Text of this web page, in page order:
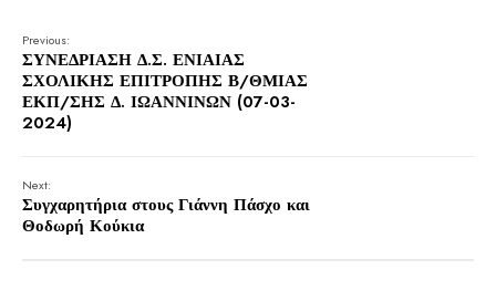
Previous:
ΣΥΝΕΔΡΙΑΣΗ Δ.Σ. ΕΝΙΑΙΑΣ
ΣΧΟΛΙΚΗΣ ΕΠΙΤΡΟΠΗΣ Β/ΘΜΙΑΣ
ΕΚΠ/ΣΗΣ Δ. ΙΩΑΝΝΙΝΩΝ (07-03-
2024)
Next:
Συγχαρητήρια στους Γιάννη Πάσχο και
Θοδωρή Κούκια